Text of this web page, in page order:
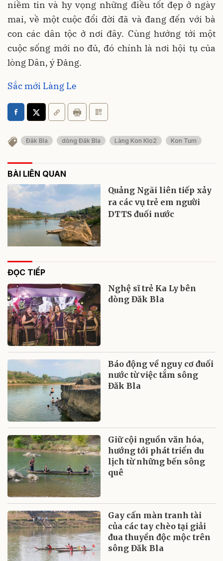
niềm tin và hy vọng những điều tốt đẹp ở ngày
mai, về một cuộc đổi đời đã và đang đến với bà
con các dân tộc ở nơi đây. Cùng hướng tới một
cuộc sống mới no đủ, đó chính là nơi hội tụ của
lòng Dân, ý Đảng.
Sắc mới Làng Le
Đăk Bla dòng Đăk Bla Làng Kon Klo2 Kon Tum
BÀI LIÊN QUAN
Quảng Ngãi liên tiếp xảy
ra các vụ trẻ em người
DTTS đuối nước
ĐỌC TIẾP
Nghệ sĩ trẻ Ka Ly bên
dòng Đăk Bla
Báo động về nguy cơ đuối
nước từ việc tắm sông
Đăk Bla
Giữ cội nguồn văn hóa,
hướng tới phát triển du
lịch từ những bến sông
quê
Gay cấn màn tranh tài
của các tay chèo tại giải
đua thuyền độc mộc trên
sông Đăk Bla